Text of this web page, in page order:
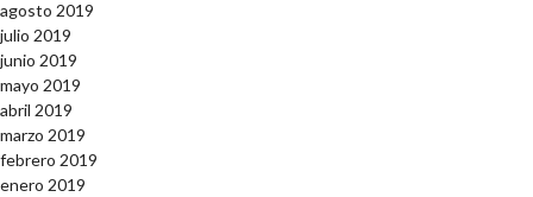
agosto 2019
julio 2019
junio 2019
mayo 2019
abril 2019
marzo 2019
febrero 2019
enero 2019